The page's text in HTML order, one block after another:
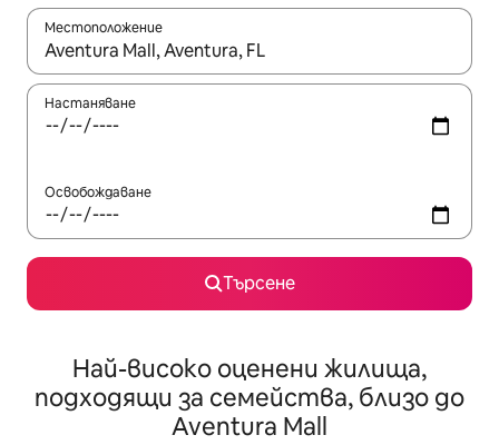
Местоположение
Когато резултатите се покажат, използвайте
Настаняване
Освобождаване
Търсене
Най-високо оценени жилища,
подходящи за семейства, близо до
Aventura Mall